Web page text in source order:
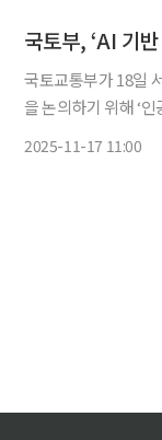
국토부, ‘AI 기
국토교통부가 18일
을 논의하기 위해 ‘
2025-11-17 11:00